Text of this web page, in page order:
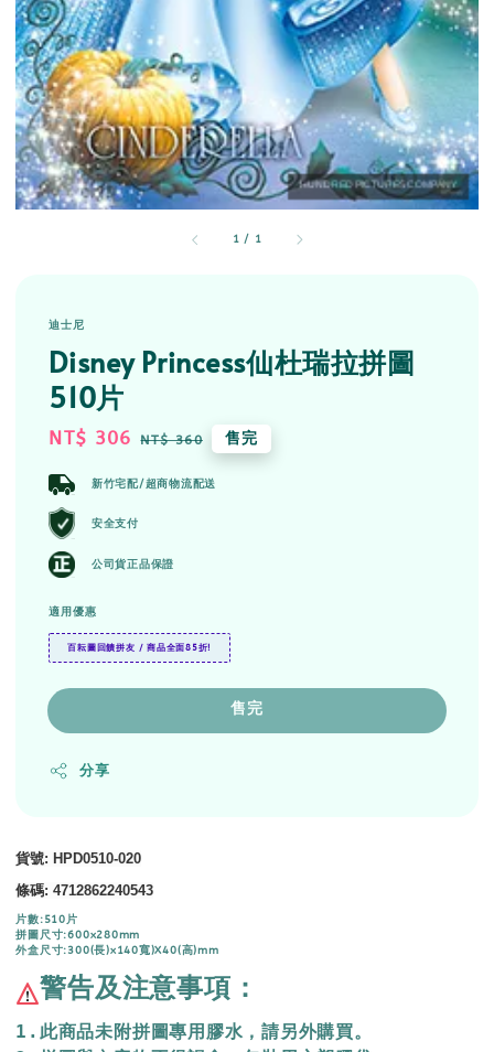
1 / 1
迪士尼
Disney Princess仙杜瑞拉拼圖
510片
Sale
NT$ 306 Regular
NT$ 360 售完
新竹宅配/超商物流配送
安全支付
公司貨正品保證
適用優惠
百耘圖回饋拼友 / 商品全面85折!
售完
分享
貨號: HPD0510-020
條碼:4712862240543
片數:510片
拼圖尺寸:600x280mm
外盒尺寸:300(長)x140寬)X40(高)mm
警告及注意事項：
1.此商品未附拼圖專用膠水，請另外購買。